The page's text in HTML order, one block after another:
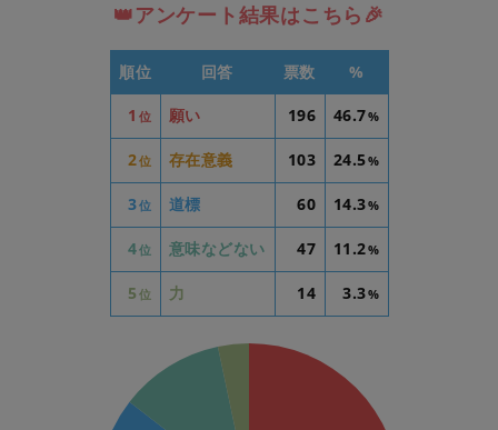
👑アンケート結果はこちら🎉
順位 回答 票数 %
1 位 願い 196 46.7%
2位 存在意義 103 24.5%
3位 道標 60 14.3%
4位 意味などない 47 11.2%
5 位 力 14 3.3%